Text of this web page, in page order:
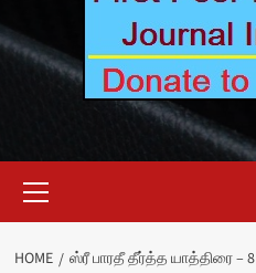
Menu
HOME ஸ்ரீ பாரதீ தீர்த்த யாத்திரை – 8